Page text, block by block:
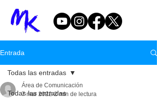
Entrada
Todas las entradas
Todas las entradas
Área de Comunicación
7 mar 2022 2 min de lectura